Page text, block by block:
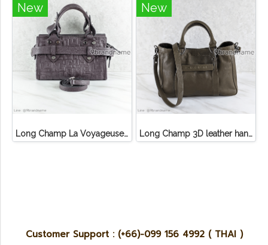
New
Long Champ La Voyageuse Bag Leather
New
Long Champ 3D leather handbag
Customer Support : (+66)-099 156 4992 ( THAI )